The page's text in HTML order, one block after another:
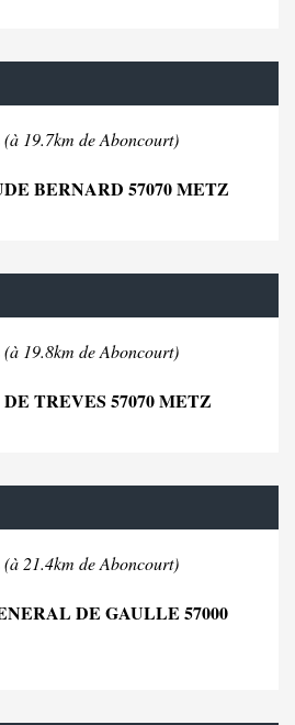
(à 19.7km de Aboncourt)
BERNARD 57070 METZ
(à 19.8km de Aboncourt)
TREVES 57070 METZ
(à 21.4km de Aboncourt)
DE GAULLE 57000